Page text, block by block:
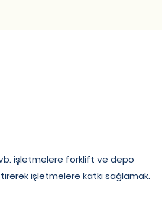
işletmelere forklift ve depo
işletmelere katkı sağlamak.